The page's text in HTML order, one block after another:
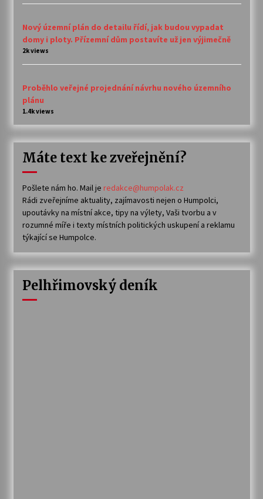
Nový územní plán do detailu řídí, jak budou vypadat
domy i ploty. Přízemní dům postavíte už jen výjimečně
2k views
Proběhlo veřejné projednání návrhu nového územního
plánu
1.4k views
Máte text ke zveřejnění?
Pošlete nám ho. Mail je redakce@humpolak.cz
Rádi zveřejníme aktuality, zajímavosti nejen o Humpolci,
upoutávky na místní akce, tipy na výlety, Vaši tvorbu a v
rozumné míře i texty místních politických uskupení a reklamu
týkající se Humpolce.
Pelhřimovský deník